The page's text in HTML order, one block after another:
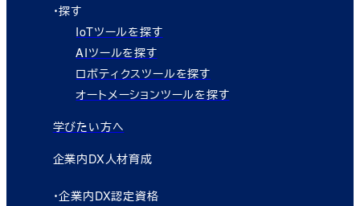
・探す
IoTツールを探す
AIツールを探す
ロボティクスツールを探す
オートメーションツールを探す
学びたい方へ
企業内DX人材育成
・企業内DX認定資格